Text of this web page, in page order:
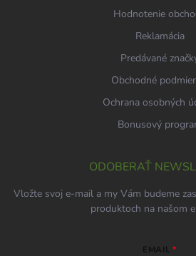
Hodnotenie
Reklamácia
Predávané
Obchodné
Ochrana osobných
Bonusový
ODOBERAŤ
Vložte svoj e-mail a my Vám budeme
produktoch na našom
EMAIL